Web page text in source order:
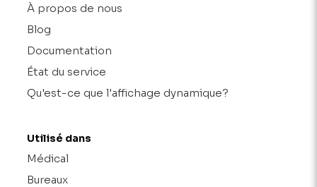
À propos de nous
Blog
Documentation
État du service
Qu'est-ce que l'affichage dynamique?
Utilisé dans
Médical
Bureaux